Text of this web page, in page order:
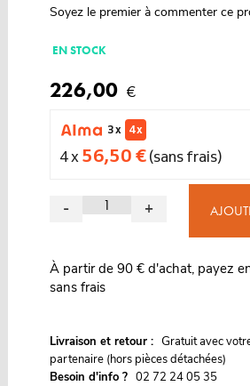
Soyez le premier à commenter ce
EN STOCK
226,00 €
3 x 4 x
4 x 56,50 €(sans frais)
- +
À partir de 90 € d'achat, payez
sans frais
Livraison et retour : Gratuit avec
partenaire (hors pièces détachées)
Besoin d'info ? 02 72 24 05 35